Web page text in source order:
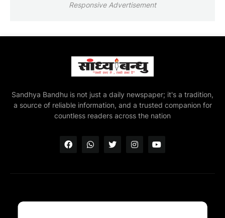
Responsive Advertisement
Sandhya Bandhu is not just a daily newspaper; it's a tradition,
a source of reliable information, and a trusted companion for
countless readers across the nation